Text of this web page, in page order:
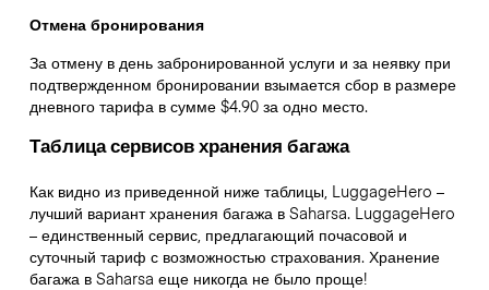
Отмена бронирования
За отмену в день забронированной услуги и за неявку при
подтвержденном бронировании взымается сбор в размере
дневного тарифа в сумме $4.90 за одно место.
Таблица сервисов хранения багажа
Как видно из приведенной ниже таблицы, LuggageHero –
лучший вариант хранения багажа в Saharsa. LuggageHero
– единственный сервис, предлагающий почасовой и
суточный тариф с возможностью страхования. Хранение
багажа в Saharsa еще никогда не было проще!